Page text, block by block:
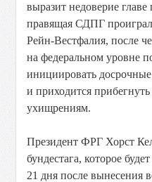
выразит недоверие главе
правящая СДПГ
Рейн-Вестфалия, после
на федеральном уровне
инициировать
и приходится
ухищрениям.
Президент ФРГ Хорст
бундестага, которое
21 дня после вынесения